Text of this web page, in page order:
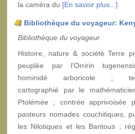
la caméra du [En savoir plus...]
Bibliothèque du voyageur:
Bibliothèque du voyageur
Histoire, nature & société Terre
peuplée par l'Orririn
hominidé arboricole ;
cartographié par le
Ptolémée ; contrée apprivoisée
pasteurs nomades couchitiques,
les Nilotiques et les Bantous ;